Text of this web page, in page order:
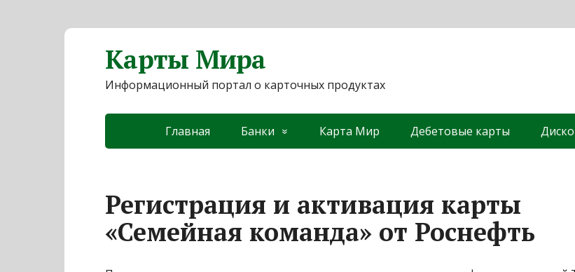
Карты Мира
Информационный портал о карточных продуктах
Главная Банки Карта Мир Дебетовые карты
Регистрация и активация карты
«Семейная команда» от Роснефть